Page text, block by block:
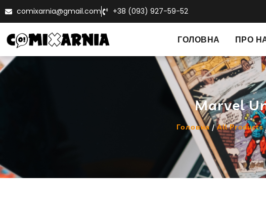
comixarnia@gmail.com +38 (093) 927-59-52
ГОЛОВНА ПРО
Marvel
Головна/All Products